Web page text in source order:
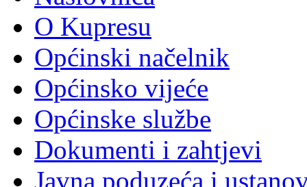
O Kupresu
Općinski načelnik
Općinsko vijeće
Općinske službe
Dokumenti i zahtjevi
Javna poduzeća i